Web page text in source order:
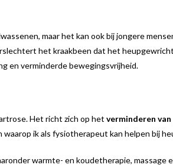
maar het kan ook bij jongere
het kraakbeen dat het
en verminderde bewegingsvrijheid.
Het richt zich op het verminderen van
ik als fysiotherapeut kan helpen bij
warmte- en koudetherapie, massage